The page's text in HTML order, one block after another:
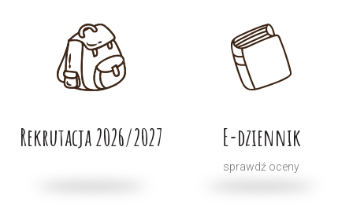
Rekrutacja 2026/2027 E-dziennik
sprawdź oceny